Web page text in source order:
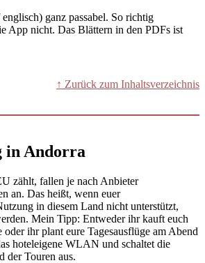
ganz passabel. So richtig
App nicht. Das Blättern in den PDFs ist
↑ Zurück zum Inhaltsverzeichnis
in Andorra
zählt, fallen je nach Anbieter
an. Das heißt, wenn euer
in diesem Land nicht unterstützt,
Mein Tipp: Entweder ihr kauft euch
ihr plant eure Tagesausflüge am Abend
hoteleigene WLAN und schaltet die
der Touren aus.